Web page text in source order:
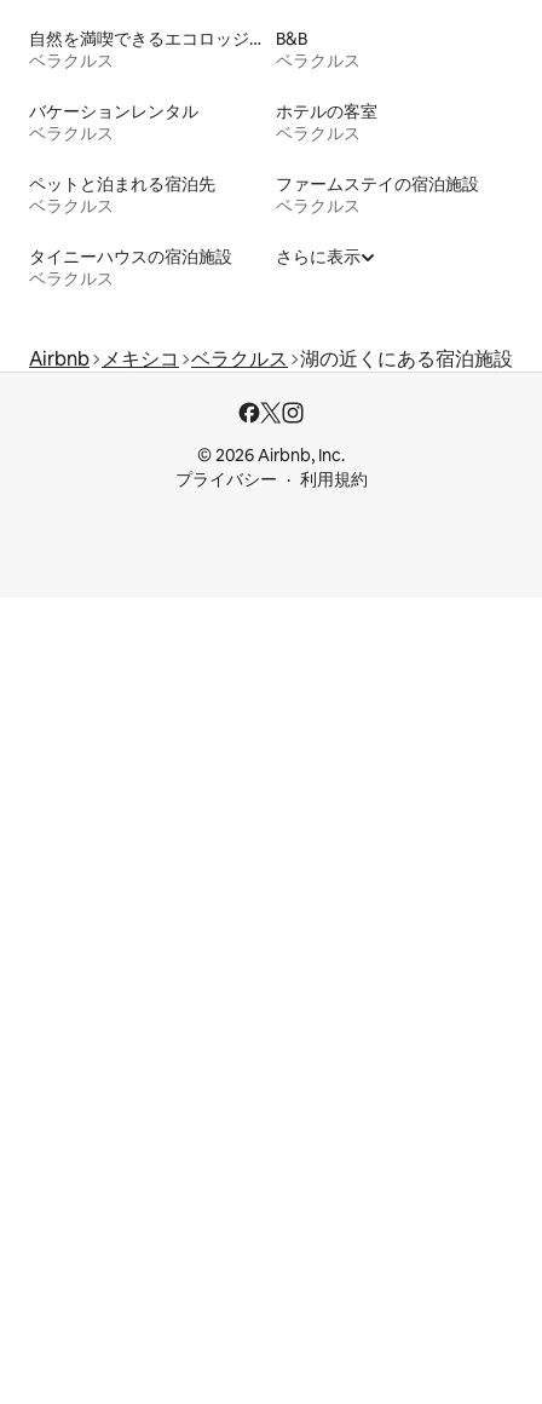
自然を満喫できるエコロッジの宿泊施設
ベラクルス
B&B
ベラクルス
バケーションレンタル
ベラクルス
ホテルの客室
ベラクルス
ペットと泊まれる宿泊先
ベラクルス
ファームステイの宿泊施設
ベラクルス
タイニーハウスの宿泊施設
ベラクルス
さらに表示
Airbnb メキシコ ベラクルス 湖の近くにある宿泊施設
© 2026 Airbnb, Inc.
プライバシー
利用規約